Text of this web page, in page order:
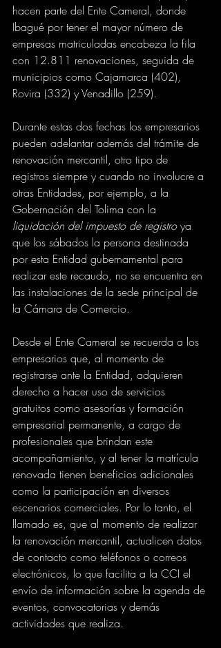
hacen parte del Ente Cameral, donde
Ibagué por tener el mayor número de
empresas matriculadas encabeza la fila
con 12.811 renovaciones, seguida de
municipios como Cajamarca (402),
Rovira (332) y Venadillo (259).
Durante estas dos fechas los empresarios
pueden adelantar además del trámite de
renovación mercantil, otro tipo de
registros siempre y cuando no involucre a
otras Entidades, por ejemplo, a la
Gobernación del Tolima con la
liquidación del impuesto de registro ya
que los sábados la persona destinada
por esta Entidad gubernamental para
realizar este recaudo, no se encuentra en
las instalaciones de la sede principal de
la Cámara de Comercio.
Desde el Ente Cameral se recuerda a los
empresarios que, al momento de
registrarse ante la Entidad, adquieren
derecho a hacer uso de servicios
gratuitos como asesorías y formación
empresarial permanente, a cargo de
profesionales que brindan este
acompañamiento, y al tener la matrícula
renovada tienen beneficios adicionales
como la participación en diversos
escenarios comerciales. Por lo tanto, el
llamado es, que al momento de realizar
la renovación mercantil, actualicen datos
de contacto como teléfonos o correos
electrónicos, lo que facilita a la CCI el
envío de información sobre la agenda de
eventos, convocatorias y demás
actividades que realiza.